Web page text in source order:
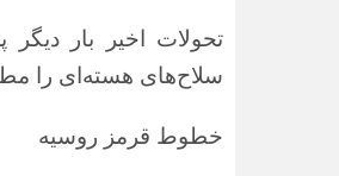
تحولات اخیر بار
سلاح‌های هسته‌ای را
خطوط قرمز روسیه